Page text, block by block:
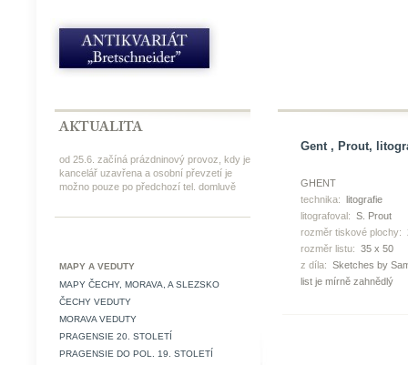
od 25.6. začíná prázdninový provoz, kdy je
kancelář uzavřena a osobní převzetí je
možno pouze po předchozí tel. domluvě
MAPY A VEDUTY
MAPY ČECHY, MORAVA, A SLEZSKO
ČECHY VEDUTY
MORAVA VEDUTY
PRAGENSIE 20. STOLETÍ
PRAGENSIE DO POL. 19. STOLETÍ
Gent , Prout,
GHENT
technika: litografie
litografoval: S. Prout
rozměr tiskové plochy:
rozměr listu: 35 x 50
z díla: Sketches by
list je mírně zahnědlý